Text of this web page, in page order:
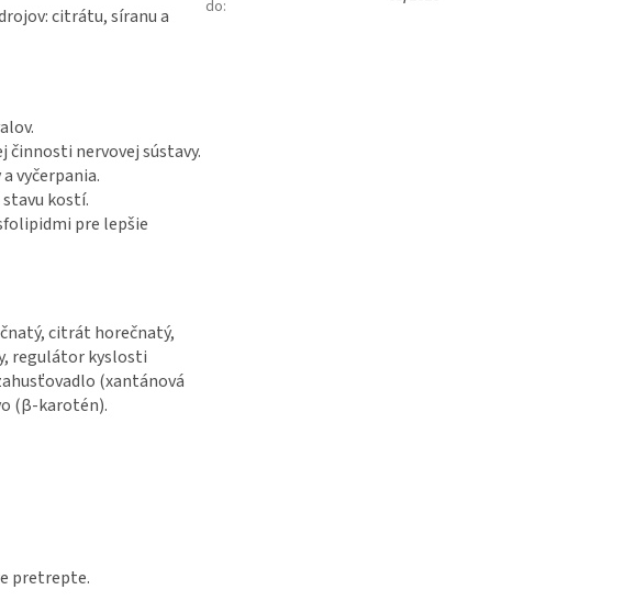
citrátu, síranu a
činnosti nervovej sústavy.
vyčerpania.
kostí.
pre lepšie
citrát horečnatý,
regulátor kyslosti
(xantánová
(β-karotén).
pretrepte.
do: